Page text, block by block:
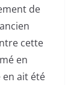
de
cette
en
en ait été